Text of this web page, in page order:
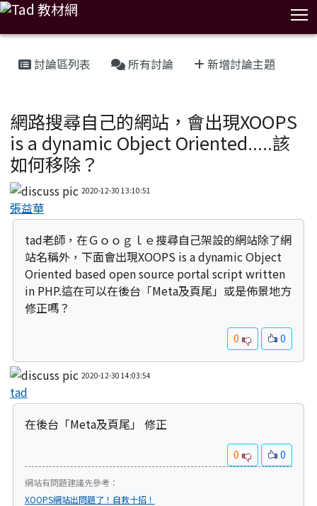
討論區列表 所有討論 新增討論主題
網路搜尋自己的網站，會出現XOOPS
is a dynamic Object Oriented.....該
如何移除？
2020-12-30 13:10:51
張益華
tad老師，在Ｇｏｏｇｌｅ搜尋自己架設的網站除了網
站名稱外，下面會出現XOOPS is a dynamic Object
Oriented based open source portal script written
in PHP.這在可以在後台「Meta及頁尾」或是佈景地方
修正嗎？
0 0
2020-12-30 14:03:54
tad
在後台「Meta及頁尾」 修正
0 0
網站有問題建議先參考：
XOOPS網站出問題了！自救十招！